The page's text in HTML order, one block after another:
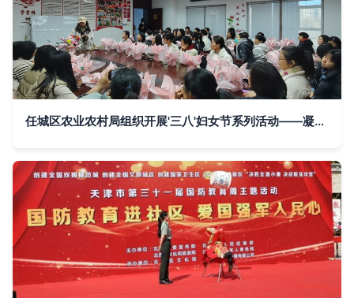
任城区农业农村局组织开展'三八'妇女节系列活动——凝聚巾帼力量，共促文化传承